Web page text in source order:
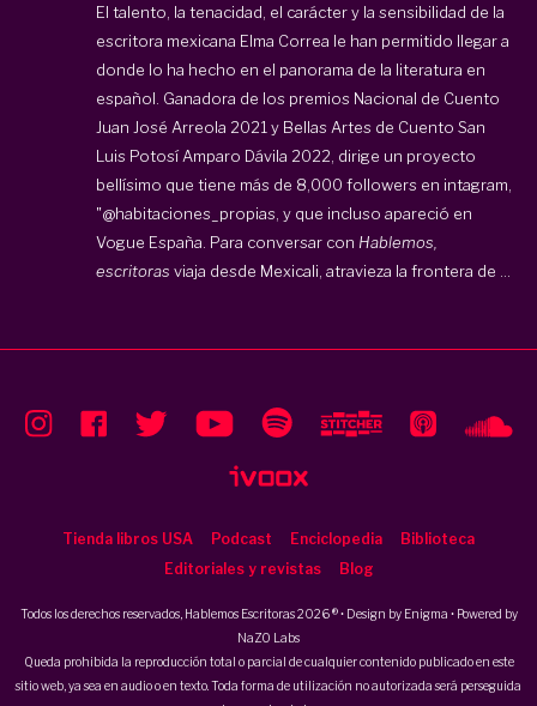
El talento, la tenacidad, el carácter y la sensibilidad de la
escritora mexicana Elma Correa le han permitido llegar a
donde lo ha hecho en el panorama de la literatura en
español. Ganadora de los premios Nacional de Cuento
Juan José Arreola 2021 y Bellas Artes de Cuento San
Luis Potosí Amparo Dávila 2022, dirige un proyecto
bellísimo que tiene más de 8,000 followers en intagram,
"@habitaciones_propias, y que incluso apareció en
Vogue España. Para conversar con Hablemos,
escritoras viaja desde Mexicali, atravieza la frontera de ...
Tienda libros USA Podcast Enciclopedia
Biblioteca
Editoriales y revistas
Blog
Todos los derechos reservados, Hablemos Escritoras 2026 ® • Design by Enigma • Powered by
NaZO Labs
Queda prohibida la reproducción total o parcial de cualquier contenido publicado en este
sitio web, ya sea en audio o en texto. Toda forma de utilización no autorizada será perseguida